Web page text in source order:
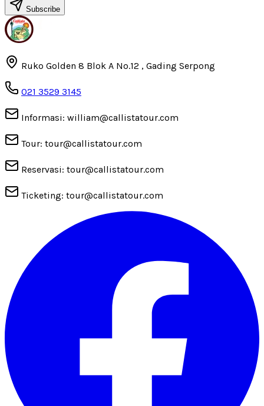
Subscribe
Ruko Golden 8 Blok A No.12 , Gading Serpong
021 3529 3145
Informasi: william@callistatour.com
Tour: tour@callistatour.com
Reservasi: tour@callistatour.com
Ticketing: tour@callistatour.com